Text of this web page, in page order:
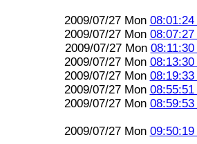
2009/07/27 Mon 08:01:24
2009/07/27 Mon 08:07:27
2009/07/27 Mon 08:11:30
2009/07/27 Mon 08:13:30
2009/07/27 Mon 08:19:33
2009/07/27 Mon 08:55:51
2009/07/27 Mon 08:59:53
2009/07/27 Mon 09:50:19